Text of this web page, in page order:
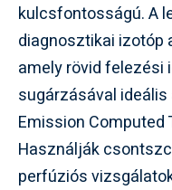
kulcsfontosságú. A
diagnosztikai izotóp
amely rövid felezési
sugárzásával ideális
Emission Computed
Használják
perfúziós